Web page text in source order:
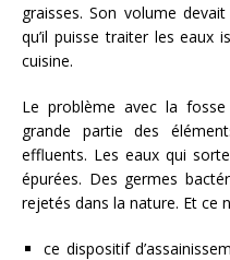
graisses. Son volume
qu’il puisse traiter les eaux
cuisine.
Le problème avec la
grande partie des
effluents. Les eaux qui
épurées. Des germes
rejetés dans la nature. Et ce
ce dispositif